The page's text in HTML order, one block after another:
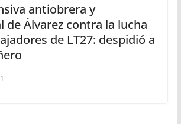
antiobrera y
de Álvarez contra la lucha
de LT27: despidió a